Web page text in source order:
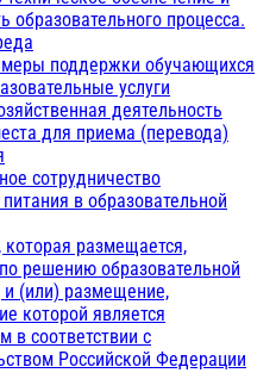
образовательного процесса.
поддержки обучающихся
услуги
деятельность
для приема (перевода)
сотрудничество
в образовательной
размещается,
решению образовательной
и (или) размещение,
которой является
в соответствии с
Российской Федерации